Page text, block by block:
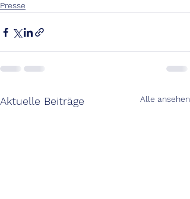
Presse
Aktuelle Beiträge Alle ansehen